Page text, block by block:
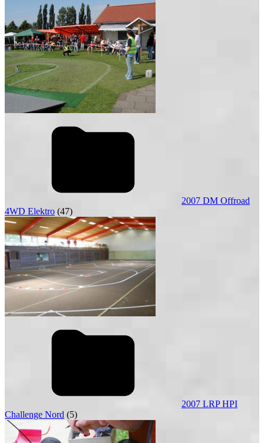
2007 DM Offroad
4WD Elektro (47)
2007 LRP HPI
Challenge Nord (5)